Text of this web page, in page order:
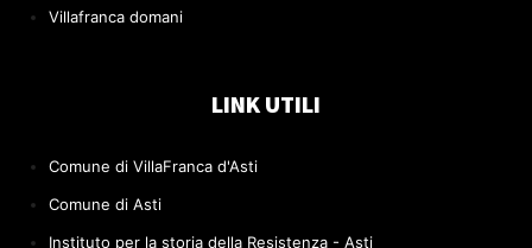
Villafranca domani
LINK UTILI
Comune di VillaFranca d'Asti
Comune di Asti
Instituto per la storia della Resistenza - Asti